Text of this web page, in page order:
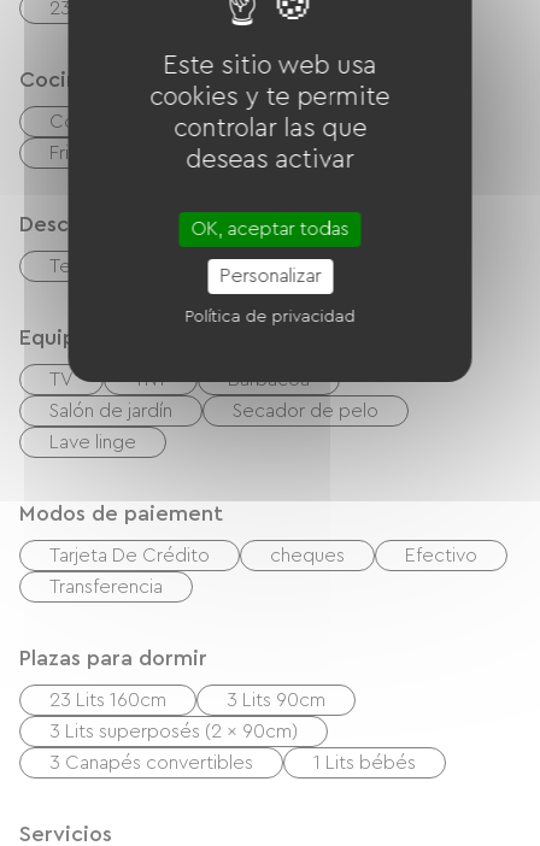
23 Salle d'eau (douche)
Cocina
Cocina independiente
microonda
Frigorífico
Descripción
Terraza Terreno privado cercado
Equipos
TV TNT
Barbacoa
Salón de jardín
Secador de pelo
Lave linge
Modos de paiement
Tarjeta De Crédito cheques
Efectivo
Transferencia
Plazas para dormir
23 Lits 160cm
3 Lits 90cm
3 Lits superposés (2 x 90cm)
3 Canapés convertibles
1 Lits bébés
Servicios
Este sitio web usa
cookies y te permite
controlar las que
deseas activar
OK, aceptar todas
Personalizar
Política de privacidad